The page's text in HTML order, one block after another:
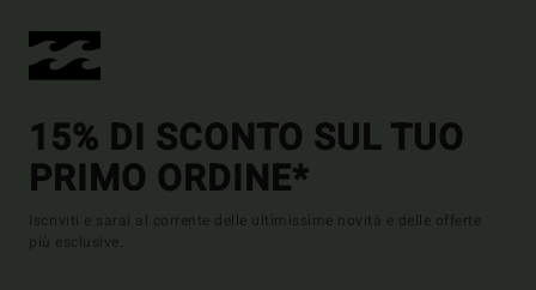
15% DI SCONTO SUL TUO
PRIMO ORDINE*
Iscriviti e sarai al corrente delle ultimissime novità e delle offerte
più esclusive.